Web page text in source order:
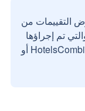
التقييمات من
تم إجراؤها
بواسطة مستخدمين حقيقيين مع HotelsCombined أو